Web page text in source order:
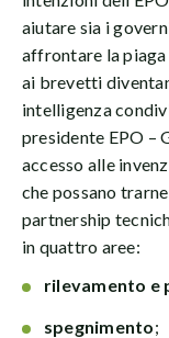
aiutare sia i
affrontare la
ai brevetti
intelligenza
presidente EPO –
accesso alle
che possano
partnership
in quattro aree:
rilevamento e
spegnimento;